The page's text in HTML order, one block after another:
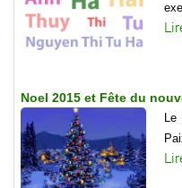
Noel 2015 et Fête du
Le